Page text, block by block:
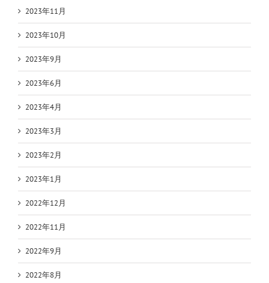
2023年11月
2023年10月
2023年9月
2023年6月
2023年4月
2023年3月
2023年2月
2023年1月
2022年12月
2022年11月
2022年9月
2022年8月